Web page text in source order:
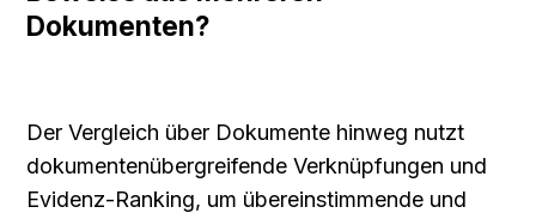
Dokumenten?
Der Vergleich über Dokumente hinweg nutzt
dokumentenübergreifende Verknüpfungen und
Evidenz-Ranking, um übereinstimmende und